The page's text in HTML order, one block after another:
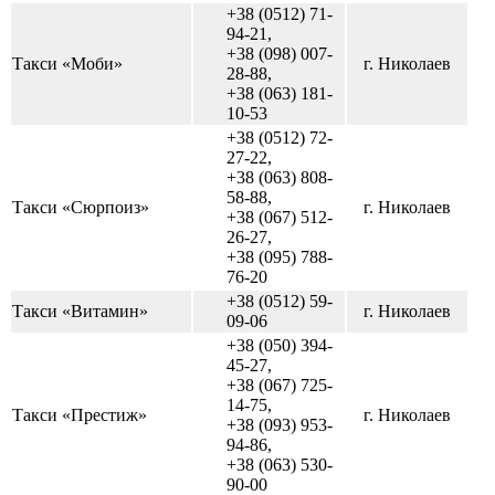
Такси «Моби»
+38 (0512) 71-
94-21,
+38 (098) 007-
28-88,
+38 (063) 181-
10-53
г. Николаев
Такси «Сюрпоиз»
+38 (0512) 72-
27-22,
+38 (063) 808-
58-88,
+38 (067) 512-
26-27,
+38 (095) 788-
76-20
г. Николаев
Такси «Витамин»
+38 (0512) 59-
09-06
г. Николаев
Такси «Престиж»
+38 (050) 394-
45-27,
+38 (067) 725-
14-75,
+38 (093) 953-
94-86,
+38 (063) 530-
90-00
г. Николаев